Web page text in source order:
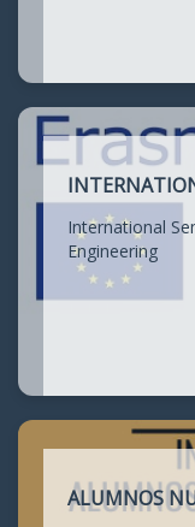
International
Engineering
ALUMNOS